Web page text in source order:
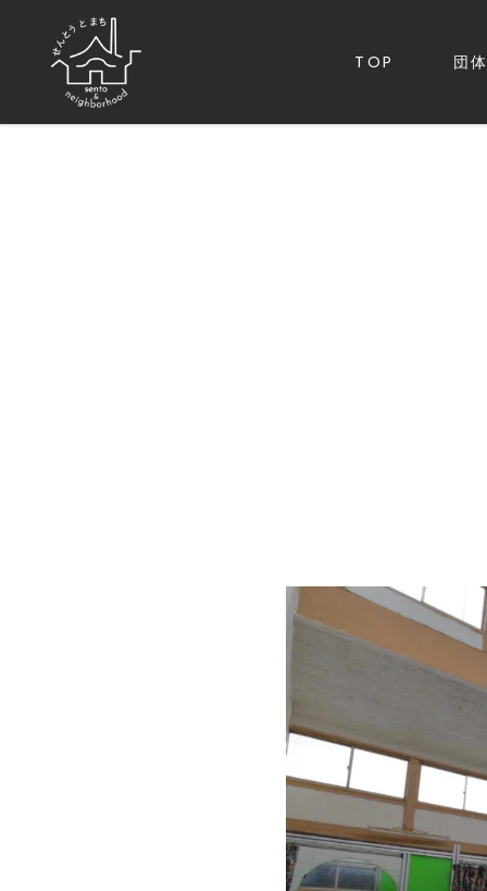
一般社団法人せんとう
TOP 団